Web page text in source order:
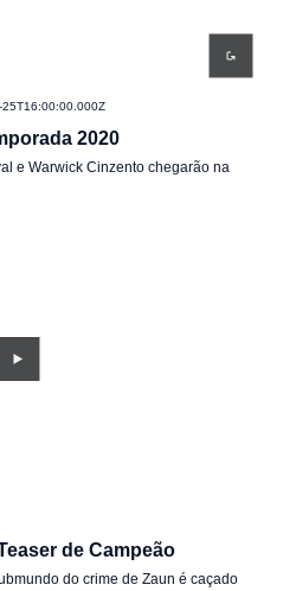
25T16:00:00.000Z
2020
e Warwick Cinzento chegarão na
de Campeão
do crime de Zaun é caçado